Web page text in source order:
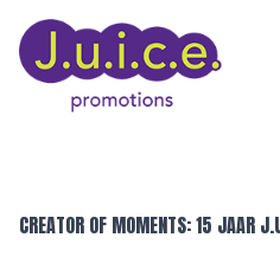
CREATOR OF MOMENTS: 15 JAAR